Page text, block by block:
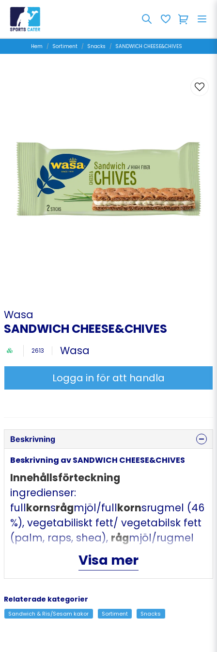
Hem Sortiment Snacks SANDWICH CHEESE&CHIVES
Wasa
SANDWICH CHEESE&CHIVES
2613 Wasa
Logga in för att handla
Beskrivning
Beskrivning av SANDWICH CHEESE&CHIVES
Innehållsförteckning
ingredienser:
fullkornsrågmjöl/fullkornsrugmel (46
%), vegetabiliskt fett/ vegetabilsk fett
(palm, raps, shea), rågmjöl/rugmel
(17 %), processat ostpulver/
smelteostpulver (ost (7,4 %),
smältsalt/ emulgerende salt:
natriumfosfat),
vetemaltodextrin/maltodekstrin fra
Visa mer
Relaterade kategorier
Sandwich & Ris/Sesam kakor Sortiment Snacks